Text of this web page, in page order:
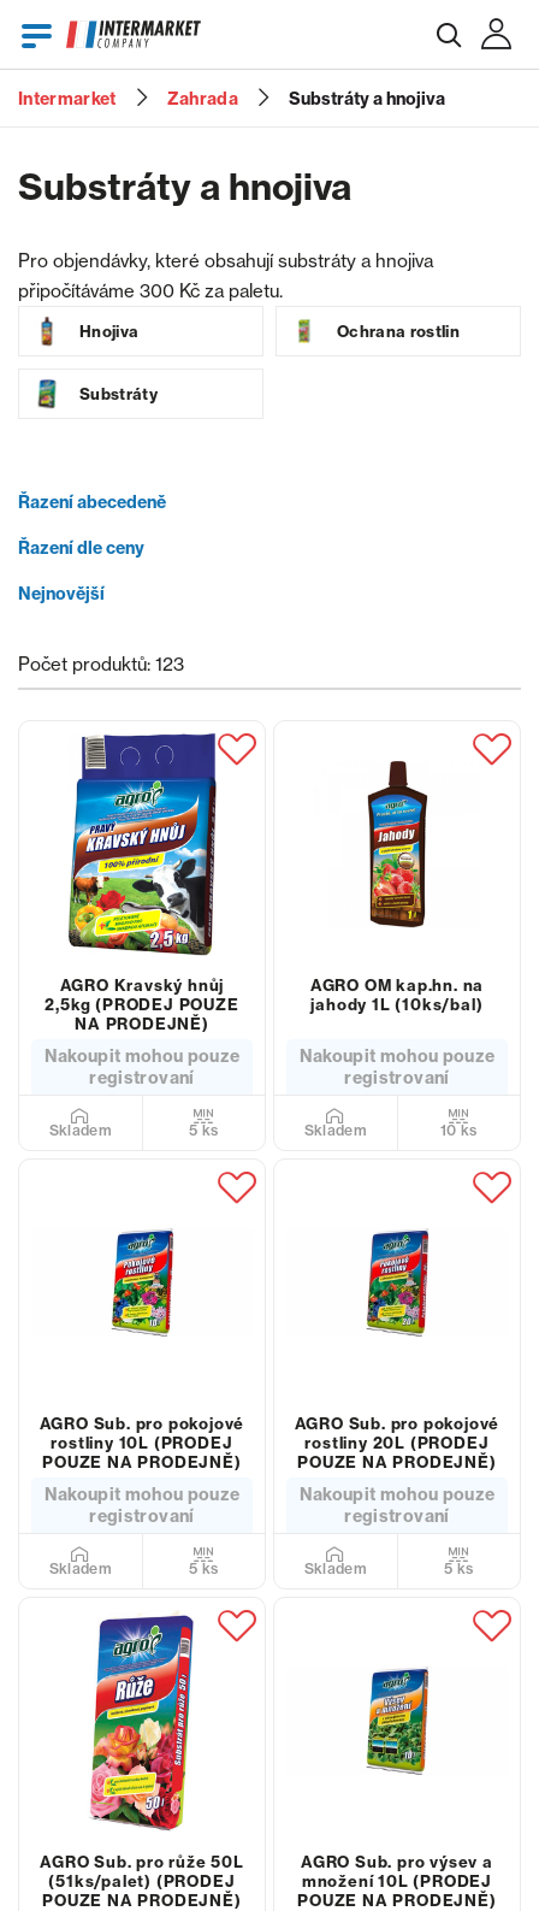
Intermarket Zahrada Substráty a hnojiva
Substráty a hnojiva
Pro objendávky, které obsahují substráty a hnojiva
připočítáváme 300 Kč za paletu.
Hnojiva Ochrana rostlin
Substráty
Řazení abecedeně
Řazení dle ceny
Nejnovější
Počet produktů: 123
AGRO Kravský hnůj
2,5kg (PRODEJ POUZE
NA PRODEJNĚ)
Nakoupit mohou pouze
registrovaní
Skladem 5 ks
AGRO OM kap.hn. na
jahody 1L (10ks/bal)
Nakoupit mohou pouze
registrovaní
Skladem 10 ks
AGRO Sub. pro pokojové
rostliny 10L (PRODEJ
POUZE NA PRODEJNĚ)
Nakoupit mohou pouze
registrovaní
Skladem 5 ks
AGRO Sub. pro pokojové
rostliny 20L (PRODEJ
POUZE NA PRODEJNĚ)
Nakoupit mohou pouze
registrovaní
Skladem 5 ks
AGRO Sub. pro růže 50L
(51ks/palet) (PRODEJ
POUZE NA PRODEJNĚ)
AGRO Sub. pro výsev a
množení 10L (PRODEJ
POUZE NA PRODEJNĚ)